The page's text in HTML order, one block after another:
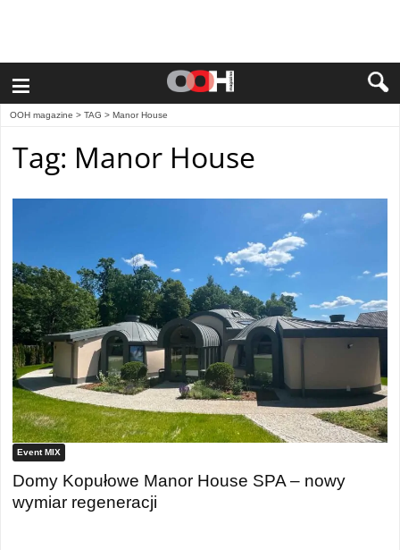
≡
OOH magazine > TAG > Manor House
Tag: Manor House
Event MIX
Domy Kopułowe Manor House SPA – nowy
wymiar regeneracji